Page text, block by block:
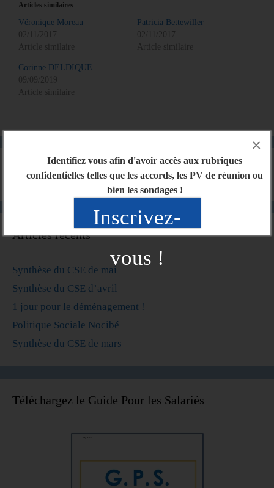
Identifiez vous afin d'avoir accès aux rubriques
confidentielles telles que les accords, les PV de réunion ou
bien les sondages !
Inscrivez-
vous !
×
Articles similaires
Véronique Moreau
02/11/2017
Article similaire
Patricia Bettewiller
02/11/2017
Article similaire
Corinne DELDIQUE
09/09/2019
Article similaire
Articles récents
Synthèse du CSE de mai
Synthèse du CSE d’avril
1 jour pour le déménagement !
Politique Sociale Nocibé
Synthèse du CSE de mars
Téléchargez le Guide Pour les Salariés